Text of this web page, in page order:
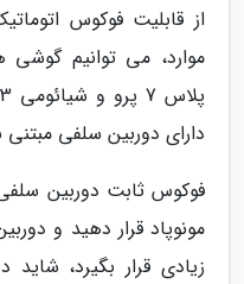
از قابلیت فوکوس
دارای دوربین سلفی
فوکوس ثابت دوربین سلفی
مونوپاد قرار دهید و
زیادی قرار بگیرد،